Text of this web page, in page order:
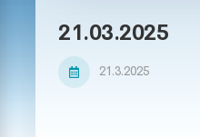
21.03.2025
21.3.2025